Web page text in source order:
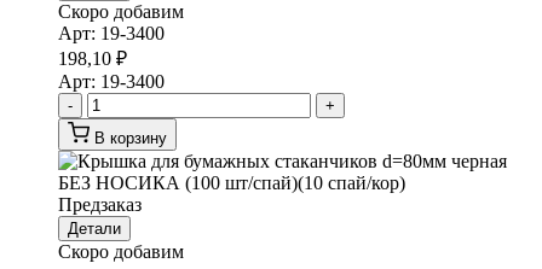
Скоро добавим
Арт: 19-3400
198,10 ₽
Арт: 19-3400
-
+
В корзину
Предзаказ
Детали
Скоро добавим